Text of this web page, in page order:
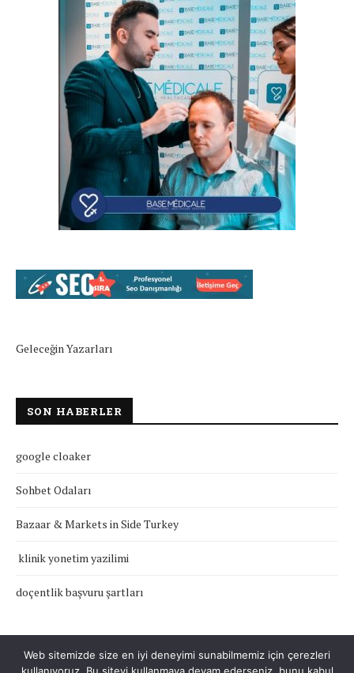
Geleceğin Yazarları
SON HABERLER
google cloaker
Sohbet Odaları
Bazaar & Markets in Side Turkey
klinik yonetim yazilimi
doçentlik başvuru şartları
Web sitemizde size en iyi deneyimi sunabilmemiz için çerezleri